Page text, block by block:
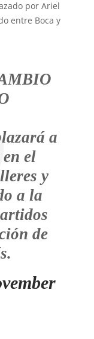
por Ariel
entre Boca y
a
el
y
a la
de